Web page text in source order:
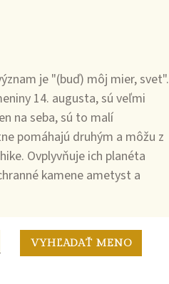
je "(buď) môj mier, svet".
14. augusta, sú veľmi
na seba, sú to malí
pomáhajú druhým a môžu z
Ovplyvňuje ich planéta
kamene ametyst a